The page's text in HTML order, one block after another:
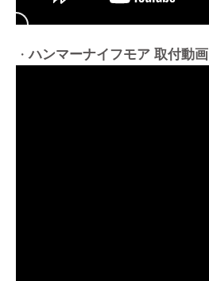
・ハンマーナイフモア 取付動画